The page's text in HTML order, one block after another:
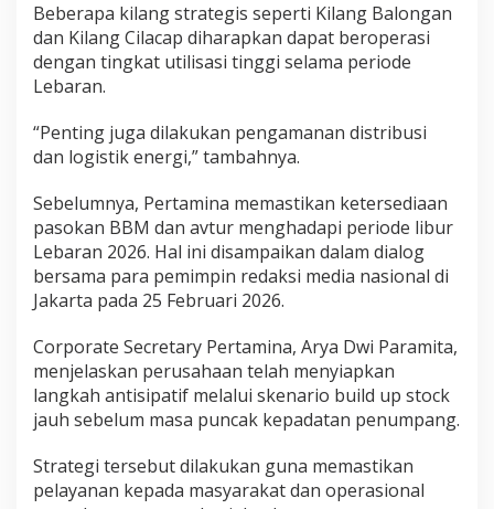
Beberapa kilang strategis seperti Kilang Balongan
dan Kilang Cilacap diharapkan dapat beroperasi
dengan tingkat utilisasi tinggi selama periode
Lebaran.
“Penting juga dilakukan pengamanan distribusi
dan logistik energi,” tambahnya.
Sebelumnya, Pertamina memastikan ketersediaan
pasokan BBM dan avtur menghadapi periode libur
Lebaran 2026. Hal ini disampaikan dalam dialog
bersama para pemimpin redaksi media nasional di
Jakarta pada 25 Februari 2026.
Corporate Secretary Pertamina, Arya Dwi Paramita,
menjelaskan perusahaan telah menyiapkan
langkah antisipatif melalui skenario build up stock
jauh sebelum masa puncak kepadatan penumpang.
Strategi tersebut dilakukan guna memastikan
pelayanan kepada masyarakat dan operasional